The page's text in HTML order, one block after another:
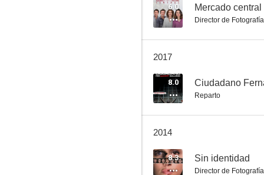
6.0 Mercado central
Director de Fotografía
2017
8.0 Ciudadano
Reparto
2014
8.3 Sin identidad
Director de Fotografía